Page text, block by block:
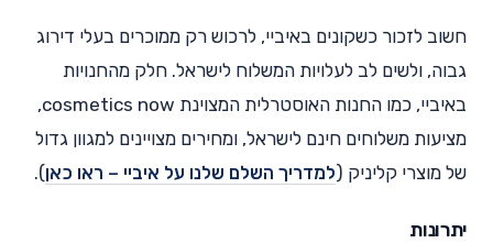
חשוב לזכור כשקונים באיביי, לרכוש רק ממוכרים בעלי דירוג
גבוה, ולשים לב לעלויות המשלוח לישראל. חלק מהחנויות
באיביי, כמו החנות האוסטרלית המצוינת cosmetics now,
מציעות משלוחים חינם לישראל, ומחירים מצויינים למגוון גדול
של מוצרי קליניק (למדריך השלם שלנו על איביי – ראו כאן).
יתרונות